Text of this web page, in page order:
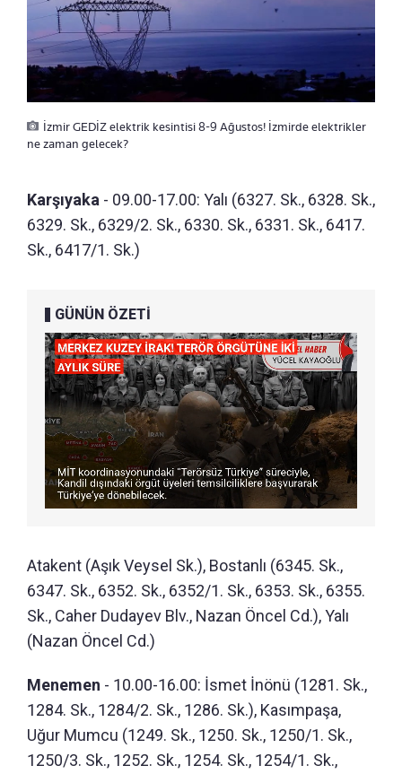
İzmir GEDİZ elektrik kesintisi 8-9 Ağustos! İzmirde elektrikler
ne zaman gelecek?
Karşıyaka - 09.00-17.00: Yalı (6327. Sk., 6328. Sk.,
6329. Sk., 6329/2. Sk., 6330. Sk., 6331. Sk., 6417.
Sk., 6417/1. Sk.)
GÜNÜN ÖZETİ
Atakent (Aşık Veysel Sk.), Bostanlı (6345. Sk.,
6347. Sk., 6352. Sk., 6352/1. Sk., 6353. Sk., 6355.
Sk., Caher Dudayev Blv., Nazan Öncel Cd.), Yalı
(Nazan Öncel Cd.)
Menemen - 10.00-16.00: İsmet İnönü (1281. Sk.,
1284. Sk., 1284/2. Sk., 1286. Sk.), Kasımpaşa,
Uğur Mumcu (1249. Sk., 1250. Sk., 1250/1. Sk.,
1250/3. Sk., 1252. Sk., 1254. Sk., 1254/1. Sk.,